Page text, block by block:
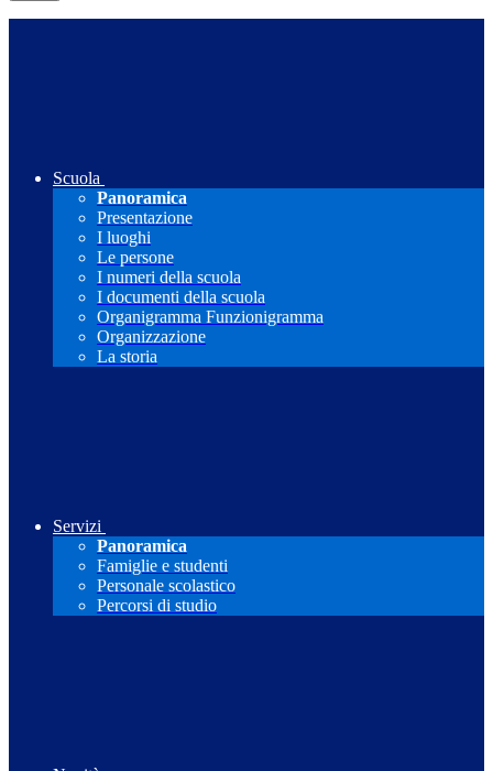
Scuola
Panoramica
Presentazione
I luoghi
Le persone
I numeri della scuola
I documenti della scuola
Organigramma Funzionigramma
Organizzazione
La storia
Servizi
Panoramica
Famiglie e studenti
Personale scolastico
Percorsi di studio